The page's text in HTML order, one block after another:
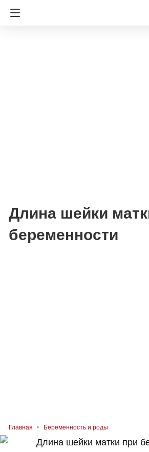
Длина шейки
беременности
Главная Беременность и роды